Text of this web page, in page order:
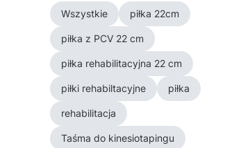
Wszystkie piłka 22cm
piłka z PCV 22 cm
piłka rehabilitacyjna 22 cm
piłki rehabiltacyjne piłka
rehabilitacja
Taśma do kinesiotapingu